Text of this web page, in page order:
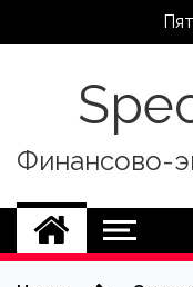
Финансово-